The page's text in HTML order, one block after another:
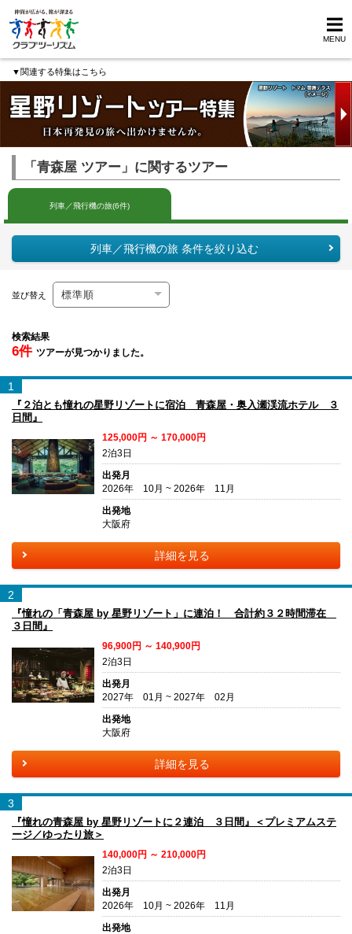
MENU
▼関連する特集はこちら
「青森屋 ツアー」に関するツアー
列車／飛行機の旅(6件)
列車／飛行機の旅 条件を絞り込む
並び替え
検索結果
6件 ツアーが見つかりました。
1
『２泊とも憧れの星野リゾートに宿泊 青森屋・奥入瀬渓流ホテル ３
日間』
125,000円 ～ 170,000円
2泊3日
出発月
2026年 10月 ~ 2026年 11月
出発地
大阪府
詳細を見る
2
『憧れの「青森屋 by 星野リゾート」に連泊！ 合計約３２時間滞在
３日間』
96,900円 ～ 140,900円
2泊3日
出発月
2027年 01月 ~ 2027年 02月
出発地
大阪府
詳細を見る
3
『憧れの青森屋 by 星野リゾートに２連泊 ３日間』＜プレミアムステ
ージ／ゆったり旅＞
140,000円 ～ 210,000円
2泊3日
出発月
2026年 10月 ~ 2026年 11月
出発地